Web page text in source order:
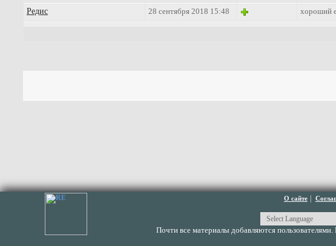
Редис 28 сентября 2018 15:48 хороший
О сайте
Почти все материалы добавляются